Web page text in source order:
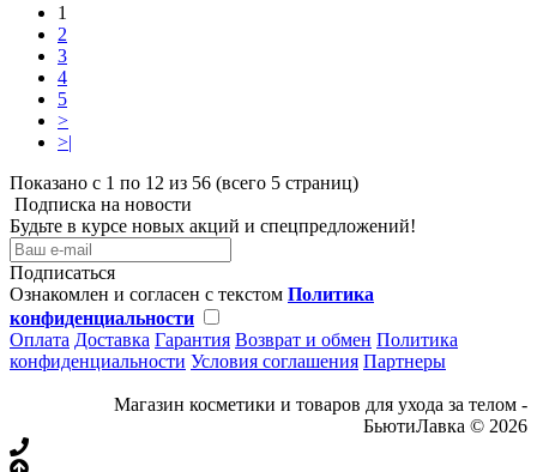
1
2
3
4
5
>
>|
Показано с 1 по 12 из 56 (всего 5 страниц)
Подписка на новости
Будьте в курсе новых акций и спецпредложений!
Подписаться
Ознакомлен и согласен с текстом Политика
конфиденциальности
Оплата Доставка Гарантия Возврат и обмен Политика
конфиденциальности Условия соглашения Партнеры
Магазин косметики и товаров для ухода за телом -
БьютиЛавка © 2026